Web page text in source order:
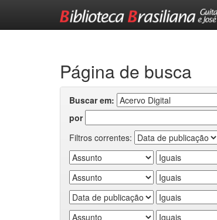
Página de busca
Buscar em:
por
Filtros correntes: